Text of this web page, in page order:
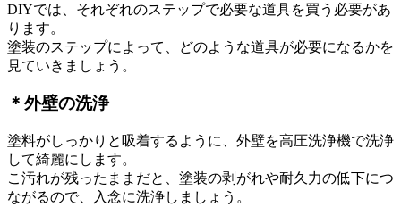
DIYでは、それぞれのステップで必要な道具を買う必要があ
ります。
塗装のステップによって、どのような道具が必要になるかを
見ていきましょう。
＊外壁の洗浄
塗料がしっかりと吸着するように、外壁を高圧洗浄機で洗浄
して綺麗にします。
こ汚れが残ったままだと、塗装の剥がれや耐久力の低下につ
ながるので、入念に洗浄しましょう。